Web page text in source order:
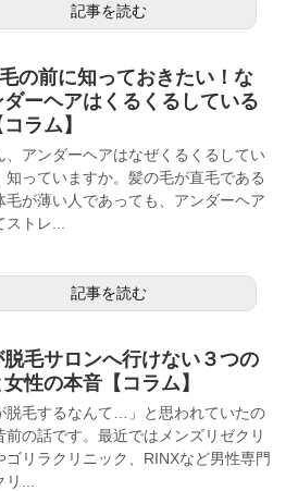
記事を読む
の前に知っておきたい！な
ーヘアはくるくるしている
ラム】
、アンダーヘアはなぜくるくるしてい
知っていますか。髪の毛が直毛である
毛が薄い人であっても、アンダーヘア
トレ...
記事を読む
脱毛サロンへ行けない３つの
性の本音【コラム】
脱毛するなんて…」と思われていたの
前の話です。最近ではメンズリゼクリ
ゴリラクリニック、RINXなど男性専門
...